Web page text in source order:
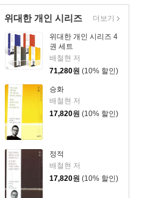
위대한 개인 시리즈
위대한 개인 시리즈 4
권 세트
배철현 저
71,280원 (10% 할인)
승화
배철현 저
17,820원 (10% 할인)
정적
배철현 저
17,820원 (10% 할인)
더보기